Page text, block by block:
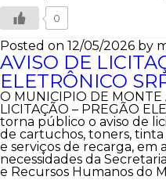
0
Posted on 12/05/2026 by
AVISO DE
ELETRÔNICO
O MUNICIPIO DE MONTE
LICITAÇÃO – PREGÃO
torna público o aviso de
de cartuchos, toners,
e serviços de recarga, em
necessidades da
e Recursos Humanos do